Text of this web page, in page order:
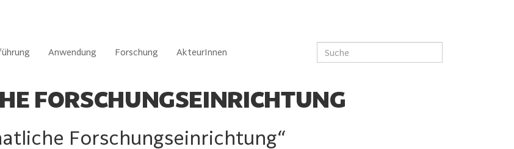
Anwendung Forschung AkteurInnen
FORSCHUNGSEINRICHTUNG
Forschungseinrichtung“